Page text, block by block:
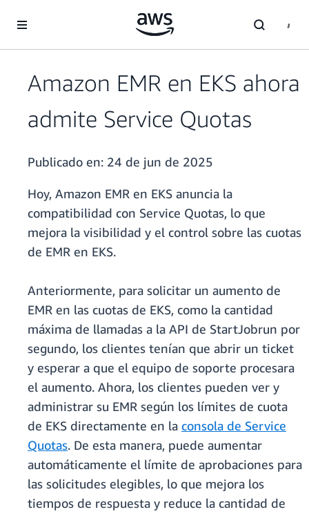
Amazon EMR en EKS ahora
admite Service Quotas
Publicado en: 24 de jun de 2025
Hoy, Amazon EMR en EKS anuncia la
compatibilidad con Service Quotas, lo que
mejora la visibilidad y el control sobre las cuotas
de EMR en EKS.
Anteriormente, para solicitar un aumento de
EMR en las cuotas de EKS, como la cantidad
máxima de llamadas a la API de StartJobrun por
segundo, los clientes tenían que abrir un ticket
y esperar a que el equipo de soporte procesara
el aumento. Ahora, los clientes pueden ver y
administrar su EMR según los límites de cuota
de EKS directamente en la consola de Service
Quotas. De esta manera, puede aumentar
automáticamente el límite de aprobaciones para
las solicitudes elegibles, lo que mejora los
tiempos de respuesta y reduce la cantidad de